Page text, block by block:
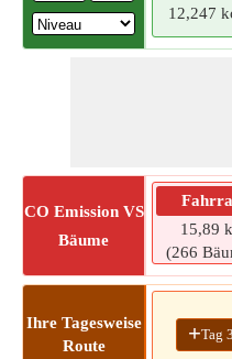
12,247
CO Emission VS
Bäume
15,89
(266
Ihre Tagesweise
Route
+Tag 3